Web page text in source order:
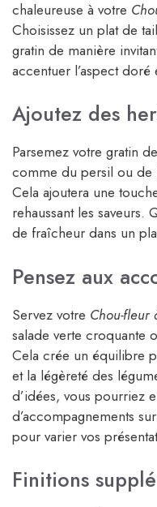
chaleureuse à votre
Choisissez un plat de
gratin de manière
accentuer l’aspect
Ajoutez des
Parsemez votre gratin
comme du persil ou de
Cela ajoutera une
rehaussant les saveurs.
de fraîcheur dans un
Pensez aux
Servez votre Chou-fleur
salade verte croquante
Cela crée un équilibre
et la légèreté des
d’idées, vous pourriez
d’accompagnements
pour varier vos
Finitions